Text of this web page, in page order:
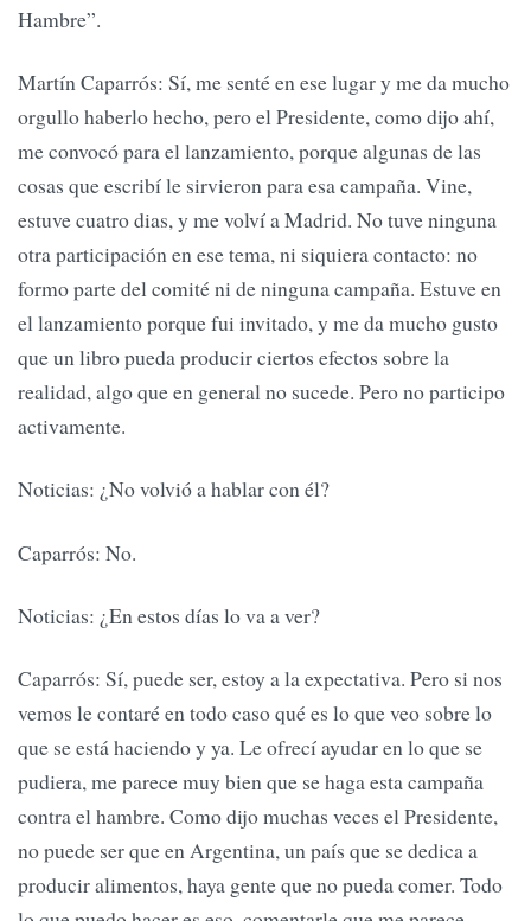
Hambre”.
Martín Caparrós: Sí, me senté en ese lugar y me da mucho
orgullo haberlo hecho, pero el Presidente, como dijo ahí,
me convocó para el lanzamiento, porque algunas de las
cosas que escribí le sirvieron para esa campaña. Vine,
estuve cuatro dias, y me volví a Madrid. No tuve ninguna
otra participación en ese tema, ni siquiera contacto: no
formo parte del comité ni de ninguna campaña. Estuve en
el lanzamiento porque fui invitado, y me da mucho gusto
que un libro pueda producir ciertos efectos sobre la
realidad, algo que en general no sucede. Pero no participo
activamente.
Noticias: ¿No volvió a hablar con él?
Caparrós: No.
Noticias: ¿En estos días lo va a ver?
Caparrós: Sí, puede ser, estoy a la expectativa. Pero si nos
vemos le contaré en todo caso qué es lo que veo sobre lo
que se está haciendo y ya. Le ofrecí ayudar en lo que se
pudiera, me parece muy bien que se haga esta campaña
contra el hambre. Como dijo muchas veces el Presidente,
no puede ser que en Argentina, un país que se dedica a
producir alimentos, haya gente que no pueda comer. Todo